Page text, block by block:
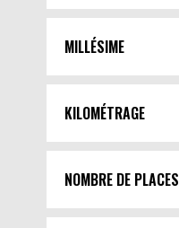
MILLÉSIME
KILOMÉTRAGE
NOMBRE DE PLACES